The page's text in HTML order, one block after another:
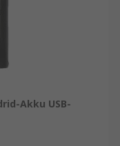
Akku USB-